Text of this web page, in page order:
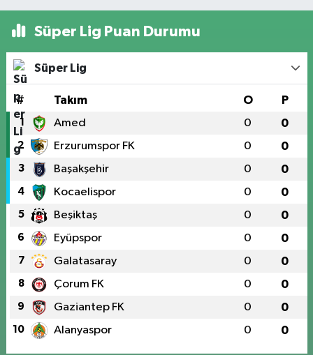
Süper Lig Puan Durumu
Süper Lig
# Takım O P
1 Amed 0 0
2 Erzurumspor FK 0 0
3 Başakşehir 0 0
4 Kocaelispor 0 0
5 Beşiktaş 0 0
6 Eyüpspor 0 0
7 Galatasaray 0 0
8 Çorum FK 0 0
9 Gaziantep FK 0 0
10 Alanyaspor 0 0